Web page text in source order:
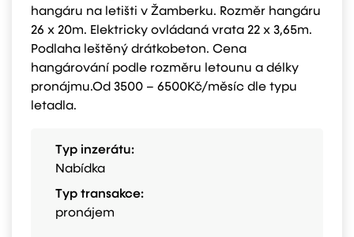
hangáru na letišti v Žamberku. Rozměr hangáru
26 x 20m. Elektricky ovládaná vrata 22 x 3,65m.
Podlaha leštěný drátkobeton. Cena
hangárování podle rozměru letounu a délky
pronájmu.Od 3500 – 6500Kč/měsíc dle typu
letadla.
Typ inzerátu:
Nabídka
Typ transakce:
pronájem